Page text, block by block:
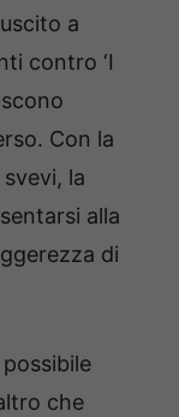
a
contro ‘I
Con la
la
alla
di
che